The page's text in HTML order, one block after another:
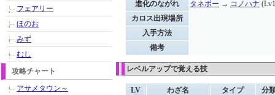
進化のながれ
タネボー → コノハナ
カロス出現場所
入手方法
備考
レベルアップで覚える技
LV わざ名 タイプ
分
フェアリー
ほのお
みず
むし
攻略チャート
アサメタウン～